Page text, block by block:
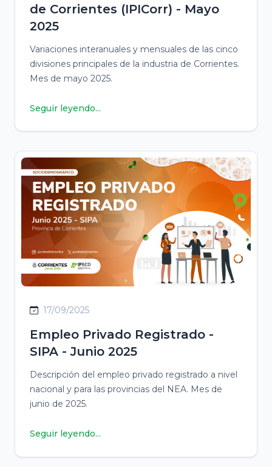
de Corrientes (IPICorr) - Mayo
2025
Variaciones interanuales y mensuales de las cinco
divisiones principales de la industria de Corrientes.
Mes de mayo 2025.
Seguir leyendo...
17/09/2025
Empleo Privado Registrado -
SIPA - Junio 2025
Descripción del empleo privado registrado a nivel
nacional y para las provincias del NEA. Mes de
junio de 2025.
Seguir leyendo...